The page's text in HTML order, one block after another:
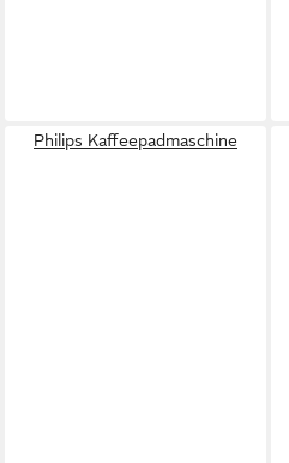
Philips Kaffeepadmaschine